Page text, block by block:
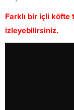
Farklı bir içli köfte
izleyebilirsiniz.